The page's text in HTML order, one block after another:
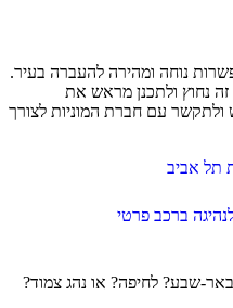
נוחה ומהירה להעברה בעיר.
נחוץ ולתכנן מראש את
עם חברת המוניות לצורך
תל אביב
ברכב פרטי
שבע? לחיפה? או נהג צמוד?